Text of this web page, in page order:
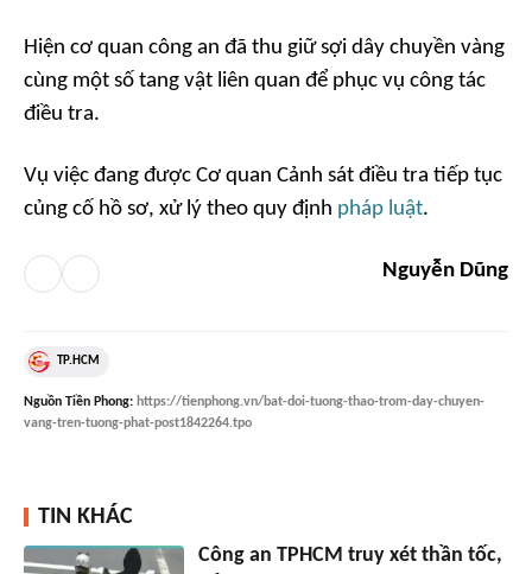
Hiện cơ quan công an đã thu giữ sợi dây chuyền vàng
cùng một số tang vật liên quan để phục vụ công tác
điều tra.
Vụ việc đang được Cơ quan Cảnh sát điều tra tiếp tục
củng cố hồ sơ, xử lý theo quy định pháp luật.
Nguyễn Dũng
TP.HCM
Nguồn Tiền Phong: https://tienphong.vn/bat-doi-tuong-thao-trom-day-chuyen-
vang-tren-tuong-phat-post1842264.tpo
TIN KHÁC
Công an TPHCM truy xét thần tốc,